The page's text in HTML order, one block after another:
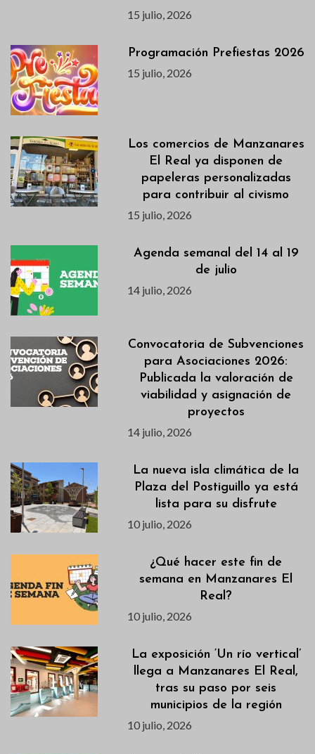
15 julio, 2026
Programación Prefiestas 2026
15 julio, 2026
Los comercios de Manzanares
El Real ya disponen de
papeleras personalizadas
para contribuir al civismo
15 julio, 2026
Agenda semanal del 14 al 19
de julio
14 julio, 2026
Convocatoria de Subvenciones
para Asociaciones 2026:
Publicada la valoración de
viabilidad y asignación de
proyectos
14 julio, 2026
La nueva isla climática de la
Plaza del Postiguillo ya está
lista para su disfrute
10 julio, 2026
¿Qué hacer este fin de
semana en Manzanares El
Real?
10 julio, 2026
La exposición ‘Un río vertical’
llega a Manzanares El Real,
tras su paso por seis
municipios de la región
10 julio, 2026